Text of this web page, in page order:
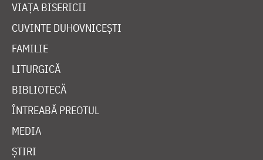
VIAȚA BISERICII
CUVINTE DUHOVNICEȘTI
FAMILIE
LITURGICĂ
BIBLIOTECĂ
ÎNTREABĂ PREOTUL
MEDIA
ȘTIRI